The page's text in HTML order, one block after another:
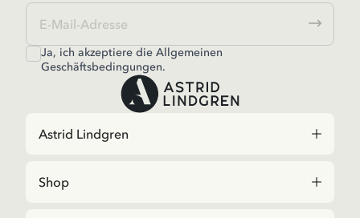
Ja, ich akzeptiere dieAllgemeinen
Geschäftsbedingungen.
Astrid Lindgren
Shop